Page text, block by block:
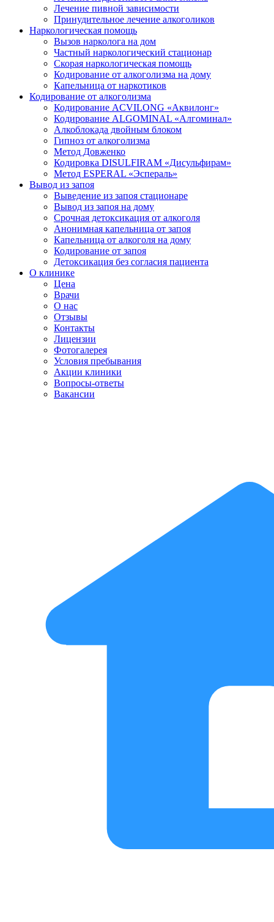
Лечение пивной зависимости
Принудительное лечение алкоголиков
Наркологическая помощь
Вызов нарколога на дом
Частный наркологический стационар
Скорая наркологическая помощь
Кодирование от алкоголизма на дому
Капельница от наркотиков
Кодирование от алкоголизма
Кодирование ACVILONG «Аквилонг»
Кодирование ALGOMINAL «Алгоминал»
Алкоблокада двойным блоком
Гипноз от алкоголизма
Метод Довженко
Кодировка DISULFIRAM «Дисульфирам»
Метод ESPERAL «Эспераль»
Вывод из запоя
Выведение из запоя стационаре
Вывод из запоя на дому
Срочная детоксикация от алкоголя
Анонимная капельница от запоя
Капельница от алкоголя на дому
Кодирование от запоя
Детоксикация без согласия пациента
О клинике
Цена
Врачи
О нас
Отзывы
Контакты
Лицензии
Фотогалерея
Условия пребывания
Акции клиники
Вопросы-ответы
Вакансии